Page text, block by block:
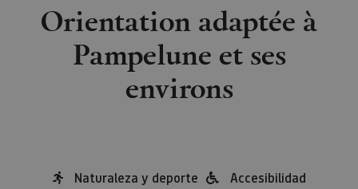
Orientation adaptée à
Pampelune et ses
environs
Naturaleza y deporte Accesibilidad